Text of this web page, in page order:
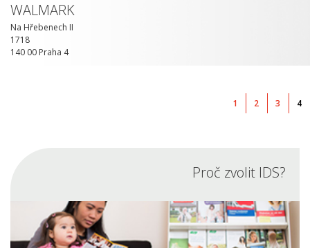
WALMARK
Na Hřebenech II
1718
140 00 Praha 4
1 2 3 4
Proč zvolit IDS?